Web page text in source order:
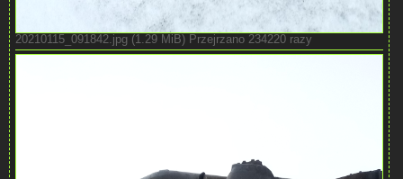
20210115_091842.jpg (1.29 MiB) Przejrzano 234220 razy